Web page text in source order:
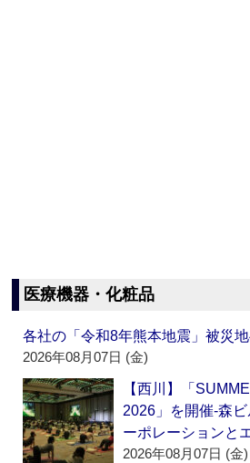
医療機器・化粧品
各社の「令和8年熊本地震」被災
2026年08月07日 (金)
【西川】「
2026」を開催‐森
ーポレーションと
2026年08月07日 (金)